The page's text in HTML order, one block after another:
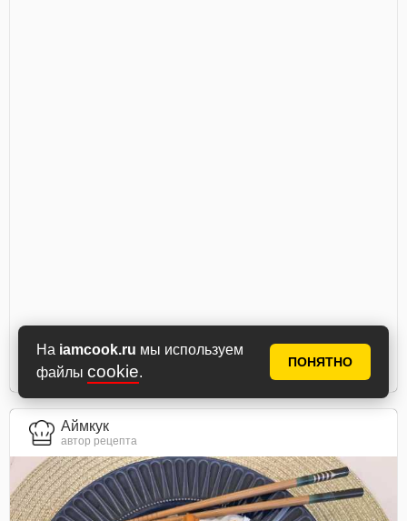
На iamcook.ru мы используем
файлы cookie.
ПОНЯТНО
Аймкук
автор рецепта